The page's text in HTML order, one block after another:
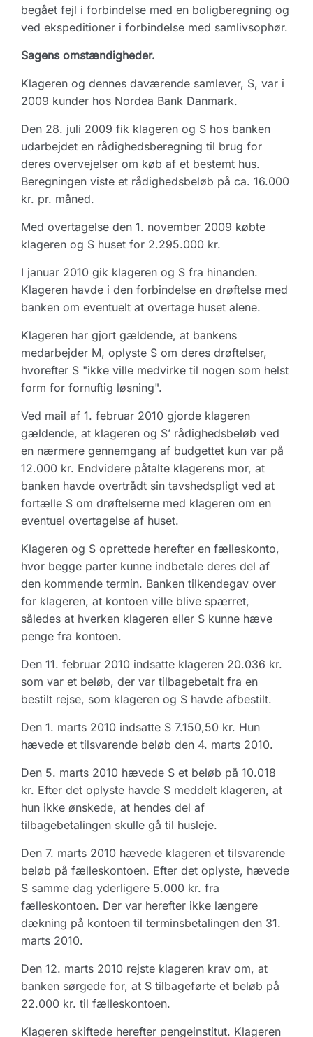
begået fejl i forbindelse med en boligberegning og
ved ekspeditioner i forbindelse med samlivsophør.
Sagens omstændigheder.
Klageren og dennes daværende samlever, S, var i
2009 kunder hos Nordea Bank Danmark.
Den 28. juli 2009 fik klageren og S hos banken
udarbejdet en rådighedsberegning til brug for
deres overvejelser om køb af et bestemt hus.
Beregningen viste et rådighedsbeløb på ca. 16.000
kr. pr. måned.
Med overtagelse den 1. november 2009 købte
klageren og S huset for 2.295.000 kr.
I januar 2010 gik klageren og S fra hinanden.
Klageren havde i den forbindelse en drøftelse med
banken om eventuelt at overtage huset alene.
Klageren har gjort gældende, at bankens
medarbejder M, oplyste S om deres drøftelser,
hvorefter S "ikke ville medvirke til nogen som helst
form for fornuftig løsning".
Ved mail af 1. februar 2010 gjorde klageren
gældende, at klageren og S’ rådighedsbeløb ved
en nærmere gennemgang af budgettet kun var på
12.000 kr. Endvidere påtalte klagerens mor, at
banken havde overtrådt sin tavshedspligt ved at
fortælle S om drøftelserne med klageren om en
eventuel overtagelse af huset.
Klageren og S oprettede herefter en fælleskonto,
hvor begge parter kunne indbetale deres del af
den kommende termin. Banken tilkendegav over
for klageren, at kontoen ville blive spærret,
således at hverken klageren eller S kunne hæve
penge fra kontoen.
Den 11. februar 2010 indsatte klageren 20.036 kr.
som var et beløb, der var tilbagebetalt fra en
bestilt rejse, som klageren og S havde afbestilt.
Den 1. marts 2010 indsatte S 7.150,50 kr. Hun
hævede et tilsvarende beløb den 4. marts 2010.
Den 5. marts 2010 hævede S et beløb på 10.018
kr. Efter det oplyste havde S meddelt klageren, at
hun ikke ønskede, at hendes del af
tilbagebetalingen skulle gå til husleje.
Den 7. marts 2010 hævede klageren et tilsvarende
beløb på fælleskontoen. Efter det oplyste, hævede
S samme dag yderligere 5.000 kr. fra
fælleskontoen. Der var herefter ikke længere
dækning på kontoen til terminsbetalingen den 31.
marts 2010.
Den 12. marts 2010 rejste klageren krav om, at
banken sørgede for, at S tilbageførte et beløb på
22.000 kr. til fælleskontoen.
Klageren skiftede herefter pengeinstitut. Klageren